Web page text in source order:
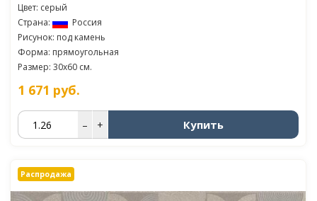
Цвет: серый
Страна:
Россия
Рисунок: под камень
Форма: прямоугольная
Размер: 30x60 см.
1 671 руб.
– + Купить
Распродажа